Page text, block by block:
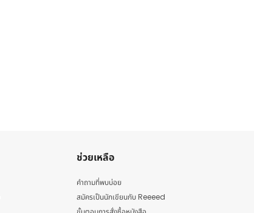
ช่วยเหลือ
คำถามที่พบบ่อย
สมัครเป็นนักเขียนกับ Reeeed